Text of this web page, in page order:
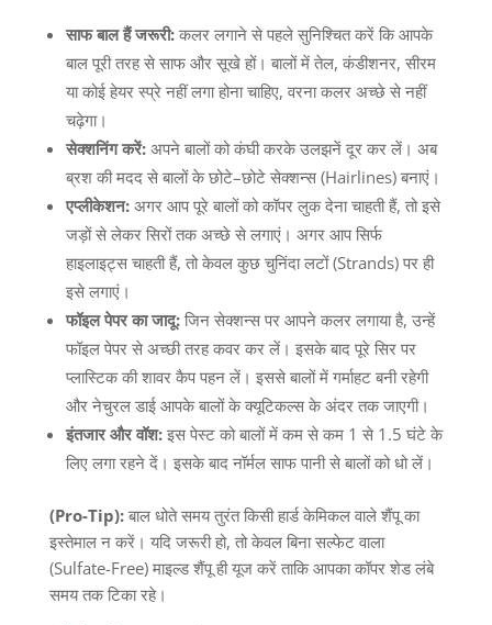
साफ बाल हैं जरूरी: कलर लगाने से पहले सुनिश्चित करें कि आपके
बाल पूरी तरह से साफ और सूखे हों। बालों में तेल, कंडीशनर, सीरम
या कोई हेयर स्प्रे नहीं लगा होना चाहिए, वरना कलर अच्छे से नहीं
चढ़ेगा।
सेक्शनिंग करें: अपने बालों को कंघी करके उलझनें दूर कर लें। अब
ब्रश की मदद से बालों के छोटे–छोटे सेक्शन्स(Hairlines) बनाएं।
एप्लीकेशन: अगर आप पूरे बालों को कॉपर लुक देना चाहती हैं, तो इसे
जड़ों से लेकर सिरों तक अच्छे से लगाएं। अगर आप सिर्फ
हाइलाइट्स चाहती हैं, तो केवल कुछ चुनिंदा लटों(Strands) पर ही
इसे लगाएं।
फॉइल पेपर का जादू: जिन सेक्शन्स पर आपने कलर लगाया है, उन्हें
फॉइल पेपर से अच्छी तरह कवर कर लें। इसके बाद पूरे सिर पर
प्लास्टिक की शावर कैप पहन लें। इससे बालों में गर्माहट बनी रहेगी
और नेचुरल डाई आपके बालों के क्यूटिकल्स के अंदर तक जाएगी।
इंतजार और वॉश: इस पेस्ट को बालों में कम से कम1 से1.5 घंटे के
लिए लगा रहने दें। इसके बाद नॉर्मल साफ पानी से बालों को धो लें।
(Pro-Tip): बाल धोते समय तुरंत किसी हार्ड केमिकल वाले शैंपू का
इस्तेमाल न करें। यदि जरूरी हो, तो केवल बिना सल्फेट वाला
(Sulfate-Free) माइल्ड शैंपू ही यूज करें ताकि आपका कॉपर शेड लंबे
समय तक टिका रहे।